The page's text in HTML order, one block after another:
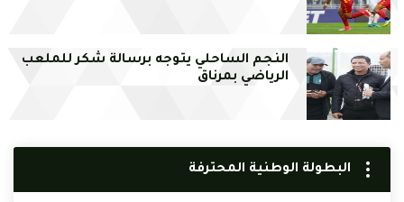
النجم الساحلي يتوجه برسالة شكر للملعب
الرياضي بمرناق
البطولة الوطنية المحترفة